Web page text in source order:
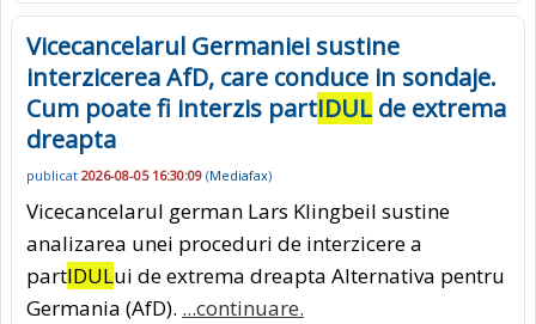
Vicecancelarul Germaniei sustine
interzicerea AfD, care conduce in sondaje.
Cum poate fi interzis partIDUL de extrema
dreapta
publicat 2026-08-05 16:30:09 (Mediafax)
Vicecancelarul german Lars Klingbeil sustine
analizarea unei proceduri de interzicere a
partIDULui de extrema dreapta Alternativa pentru
Germania (AfD). ...continuare.